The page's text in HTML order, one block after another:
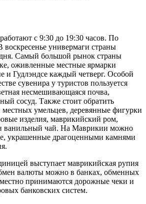
с 9:30 до 19:30 часов. По
воскресенье универмаги страны
Самый большой рынок страны
оживленные местные ярмарки
и Гудлэндсе каждый четверг. Особой
сувенира у туристов пользуется
несмешивающаяся почва,
сосуд. Также стоит обратить
умельцев, деревянные фигурки
изделия, маврикийский ром,
ванильный чай. На Маврикии можно
украшенные драгоценными камнями
выступает маврикийская рупия
валюты можно в банках, обменных
принимаются дорожные чеки и
банковских систем.